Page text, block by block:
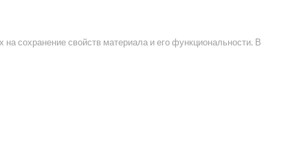
сохранение свойств материала и его функциональности. В